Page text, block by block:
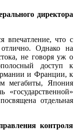
директора
впечатление, что с
Однако на
не говоря уж о
доступ к
и Франции, к
мегабиты, Япония
отдельная
контроля